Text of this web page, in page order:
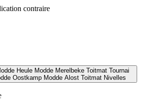
contraire
Heule Modde Merelbeke Toitmat Tournai
Oostkamp Modde Alost Toitmat Nivelles